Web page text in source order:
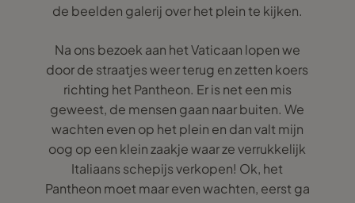
de beelden galerij over het plein te kijken.
Na ons bezoek aan het Vaticaan lopen we
door de straatjes weer terug en zetten koers
richting het Pantheon. Er is net een mis
geweest, de mensen gaan naar buiten. We
wachten even op het plein en dan valt mijn
oog op een klein zaakje waar ze verrukkelijk
Italiaans schepijs verkopen! Ok, het
Pantheon moet maar even wachten, eerst ga